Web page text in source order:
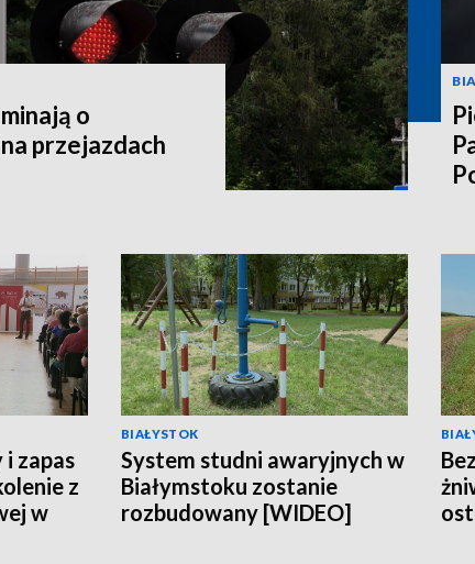
o
przejazdach
zapas
z
w
BIAŁYSTOK
System studni awaryjnych w
Białymstoku zostanie
rozbudowany [WIDEO]